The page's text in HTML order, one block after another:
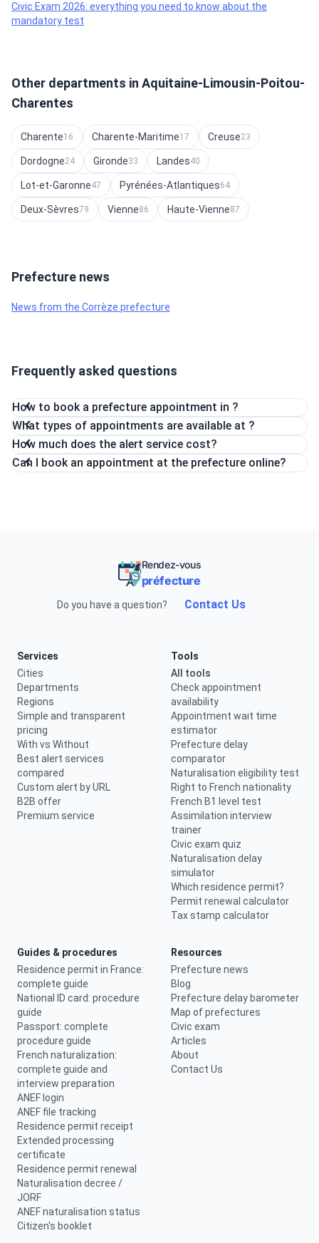
Civic Exam 2026: everything you need to know about the
mandatory test
Other departments in Aquitaine-Limousin-Poitou-
Charentes
Charente16 Charente-Maritime17 Creuse23
Dordogne24 Gironde33 Landes40
Lot-et-Garonne47 Pyrénées-Atlantiques64
Deux-Sèvres79 Vienne86 Haute-Vienne87
Prefecture news
News from the Corrèze prefecture
Frequently asked questions
How to book a prefecture appointment in ?
What types of appointments are available at ?
How much does the alert service cost?
Can I book an appointment at the prefecture online?
Rendez-vous
préfecture
Do you have a question? Contact Us
Services
Cities
Departments
Regions
Simple and transparent
pricing
With vs Without
Best alert services
compared
Custom alert by URL
B2B offer
Premium service
Tools
All tools
Check appointment
availability
Appointment wait time
estimator
Prefecture delay
comparator
Naturalisation eligibility test
Right to French nationality
French B1 level test
Assimilation interview
trainer
Civic exam quiz
Naturalisation delay
simulator
Which residence permit?
Permit renewal calculator
Tax stamp calculator
Guides & procedures
Residence permit in France:
complete guide
National ID card: procedure
guide
Passport: complete
procedure guide
French naturalization:
complete guide and
interview preparation
ANEF login
ANEF file tracking
Residence permit receipt
Extended processing
certificate
Residence permit renewal
Naturalisation decree /
JORF
ANEF naturalisation status
Citizen's booklet
Resources
Prefecture news
Blog
Prefecture delay barometer
Map of prefectures
Civic exam
Articles
About
Contact Us